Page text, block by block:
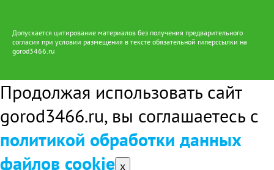
Допускается цитирование материалов без получения предварительного
согласия при условии размещения в тексте обязательной гиперссылки на
gorod3466.ru
Продолжая использовать сайт
gorod3466.ru, вы соглашаетесь с
политикой обработки данных
файлов cookie x